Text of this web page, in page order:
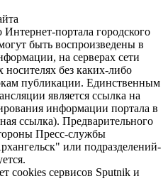
портала городского
быть воспроизведены в
на серверах сети
без каких-либо
публикации. Единственным
является ссылка на
информации портала в
ссылка). Предварительного
Пресс-службы
или подразделений-
cookies сервисов Sputnik и